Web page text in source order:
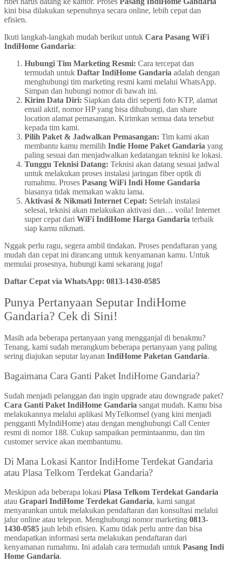
kini bisa dilakukan sepenuhnya secara online, lebih cepat dan
efisien.
Ikuti langkah-langkah mudah berikut untuk Cara Pasang WiFi
IndiHome Gandaria:
Hubungi Tim Marketing Resmi: Cara tercepat dan
termudah untuk Daftar IndiHome Gandaria adalah dengan
menghubungi tim marketing resmi kami melalui WhatsApp.
Simpan dan hubungi nomor di bawah ini.
Kirim Data Diri: Siapkan data diri seperti foto KTP, alamat
email aktif, nomor HP yang bisa dihubungi, dan share
location alamat pemasangan. Kirimkan semua data tersebut
kepada tim kami.
Pilih Paket & Jadwalkan Pemasangan: Tim kami akan
membantu kamu memilih Indie Home Paket Gandaria yang
paling sesuai dan menjadwalkan kedatangan teknisi ke lokasi.
Tunggu Teknisi Datang: Teknisi akan datang sesuai jadwal
untuk melakukan proses instalasi jaringan fiber optik di
rumahmu. Proses Pasang WiFi Indi Home Gandaria
biasanya tidak memakan waktu lama.
Aktivasi & Nikmati Internet Cepat: Setelah instalasi
selesai, teknisi akan melakukan aktivasi dan… voila! Internet
super cepat dari WiFi IndiHome Harga Gandaria terbaik
siap kamu nikmati.
Nggak perlu ragu, segera ambil tindakan. Proses pendaftaran yang
mudah dan cepat ini dirancang untuk kenyamanan kamu. Untuk
memulai prosesnya, hubungi kami sekarang juga!
Daftar Cepat via WhatsApp: 0813-1430-0585
Punya Pertanyaan Seputar IndiHome
Gandaria? Cek di Sini!
Masih ada beberapa pertanyaan yang mengganjal di benakmu?
Tenang, kami sudah merangkum beberapa pertanyaan yang paling
sering diajukan seputar layanan IndiHome Paketan Gandaria.
Bagaimana Cara Ganti Paket IndiHome Gandaria?
Sudah menjadi pelanggan dan ingin upgrade atau downgrade paket?
Cara Ganti Paket IndiHome Gandaria sangat mudah. Kamu bisa
melakukannya melalui aplikasi MyTelkomsel (yang kini menjadi
pengganti MyIndiHome) atau dengan menghubungi Call Center
resmi di nomor 188. Cukup sampaikan permintaanmu, dan tim
customer service akan membantumu.
Di Mana Lokasi Kantor IndiHome Terdekat Gandaria
atau Plasa Telkom Terdekat Gandaria?
Meskipun ada beberapa lokasi Plasa Telkom Terdekat Gandaria
atau Grapari IndiHome Terdekat Gandaria, kami sangat
menyarankan untuk melakukan pendaftaran dan konsultasi melalui
jalur online atau telepon. Menghubungi nomor marketing 0813-
1430-0585 jauh lebih efisien. Kamu tidak perlu antre dan bisa
mendapatkan informasi serta melakukan pendaftaran dari
kenyamanan rumahmu. Ini adalah cara termudah untuk Pasang Indi
Home Gandaria.